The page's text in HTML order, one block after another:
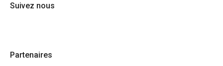
Suivez nous
Partenaires